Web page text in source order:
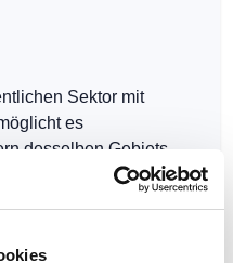
Sektor mit
es
desselben Gebiets,